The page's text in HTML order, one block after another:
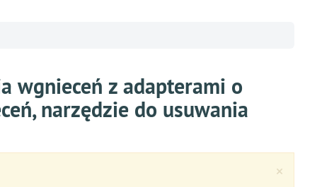
wgnieceń z adapterami o
narzędzie do usuwania
×